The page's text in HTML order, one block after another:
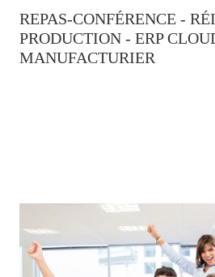
REPAS-CONFÉRENCE -
PRODUCTION - ERP
MANUFACTURIER